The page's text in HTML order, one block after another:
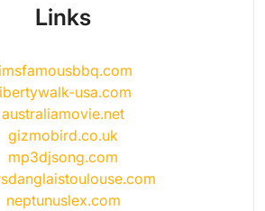
Links
usa.com
australiamovie.net
gizmobird.co.uk
mp3djsong.com
neptunuslex.com